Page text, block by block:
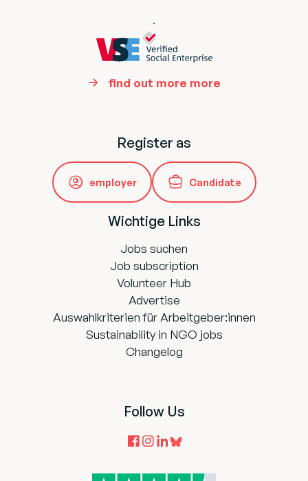
.
find out more more
Register as
employer Candidate
Wichtige Links
Jobs suchen
Job subscription
Volunteer Hub
Advertise
Auswahlkriterien für Arbeitgeber:innen
Sustainability in NGO jobs
Changelog
Follow Us